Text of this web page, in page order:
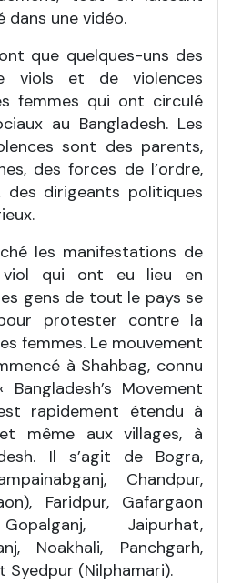
une vidéo.
que quelques-uns des
viols et de violences
femmes qui ont circulé
au Bangladesh. Les
sont des parents,
des forces de l’ordre,
des dirigeants politiques
les manifestations de
qui ont eu lieu en
gens de tout le pays se
protester contre la
femmes. Le mouvement
à Shahbag, connu
Movement
rapidement étendu à
même aux villages, à
Il s’agit de Bogra,
Chandpur,
Faridpur, Gafargaon
Jaipurhat,
Noakhali, Panchgarh,
Syedpur (Nilphamari).